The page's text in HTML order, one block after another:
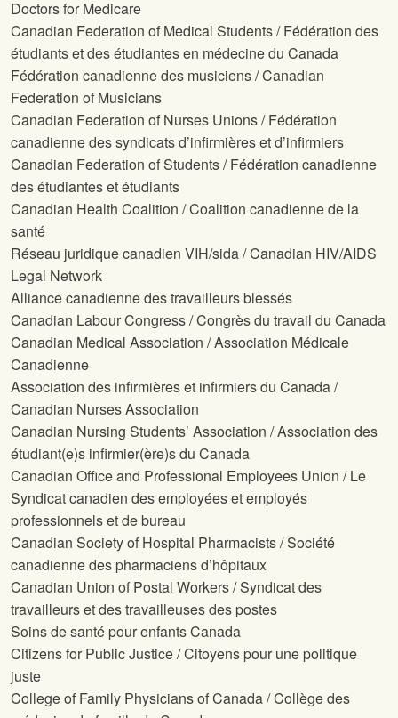
Doctors for Medicare
Canadian Federation of Medical Students / Fédération des
étudiants et des étudiantes en médecine du Canada
Fédération canadienne des musiciens / Canadian
Federation of Musicians
Canadian Federation of Nurses Unions / Fédération
canadienne des syndicats d’infirmières et d’infirmiers
Canadian Federation of Students / Fédération canadienne
des étudiantes et étudiants
Canadian Health Coalition / Coalition canadienne de la
santé
Réseau juridique canadien VIH/sida / Canadian HIV/AIDS
Legal Network
Alliance canadienne des travailleurs blessés
Canadian Labour Congress / Congrès du travail du Canada
Canadian Medical Association / Association Médicale
Canadienne
Association des infirmières et infirmiers du Canada /
Canadian Nurses Association
Canadian Nursing Students’ Association / Association des
étudiant(e)s infirmier(ère)s du Canada
Canadian Office and Professional Employees Union / Le
Syndicat canadien des employées et employés
professionnels et de bureau
Canadian Society of Hospital Pharmacists / Société
canadienne des pharmaciens d’hôpitaux
Canadian Union of Postal Workers / Syndicat des
travailleurs et des travailleuses des postes
Soins de santé pour enfants Canada
Citizens for Public Justice / Citoyens pour une politique
juste
College of Family Physicians of Canada / Collège des